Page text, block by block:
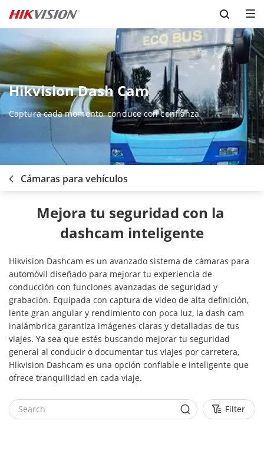
Skip to content
Hikvision Dash Cam
Captura cada momento, conduce con confianza
Cámaras para vehículos
Mejora tu seguridad con la
dashcam inteligente
Hikvision Dashcam es un avanzado sistema de cámaras para
automóvil diseñado para mejorar tu experiencia de
conducción con funciones avanzadas de seguridad y
grabación. Equipada con captura de video de alta definición,
lente gran angular y rendimiento con poca luz, la dash cam
inalámbrica garantiza imágenes claras y detalladas de tus
viajes. Ya sea que estés buscando mejorar tu seguridad
general al conducir o documentar tus viajes por carretera,
Hikvision Dashcam es una opción confiable e inteligente que
ofrece tranquilidad en cada viaje.
Filter